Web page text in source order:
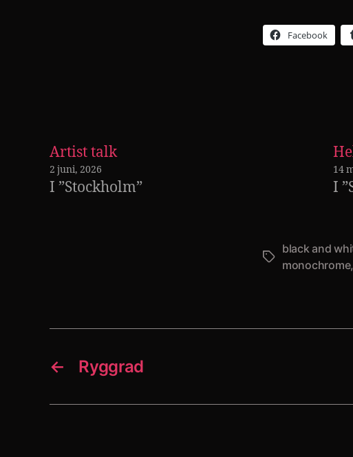
Facebook
Artist talk
2 juni, 2026
I ”Stockholm”
14
I
Etiketter
black and
monochrome,
← Ryggrad